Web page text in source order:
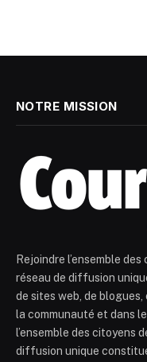
NOTRE MISSION
Rejoindre l’ensemble
réseau de diffusion
de sites web, de
la communauté et dans
l’ensemble des citoyens
diffusion unique